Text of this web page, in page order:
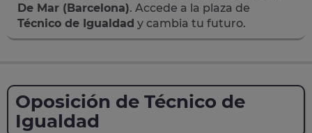
De Mar (Barcelona). Accede a la plaza de
Técnico de Igualdad y cambia tu futuro.
Oposición de Técnico de
Igualdad